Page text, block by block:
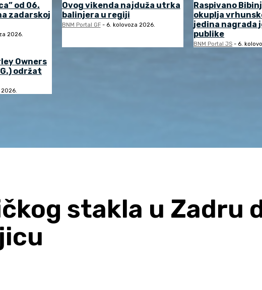
od 06.
zadarskoj
2026.
Ovog vikenda najduža utrka
balinjera u regiji
BNM Portal GF - 6. kolovoza 2026.
Raspivano
okuplja
jedina nagrada
publike
BNM Portal JS - 6.
Owners
održat
2026.
stakla u Zadru